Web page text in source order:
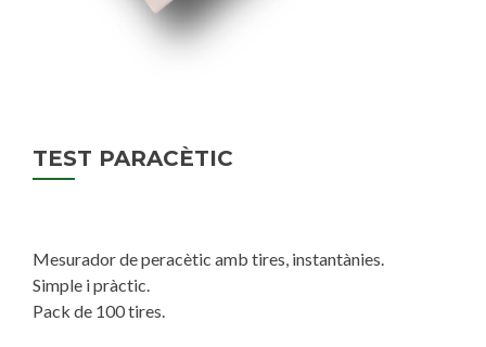
TEST PARACÈTIC
Mesurador de peracètic amb tires, instantànies.
Simple i pràctic.
Pack de 100 tires.